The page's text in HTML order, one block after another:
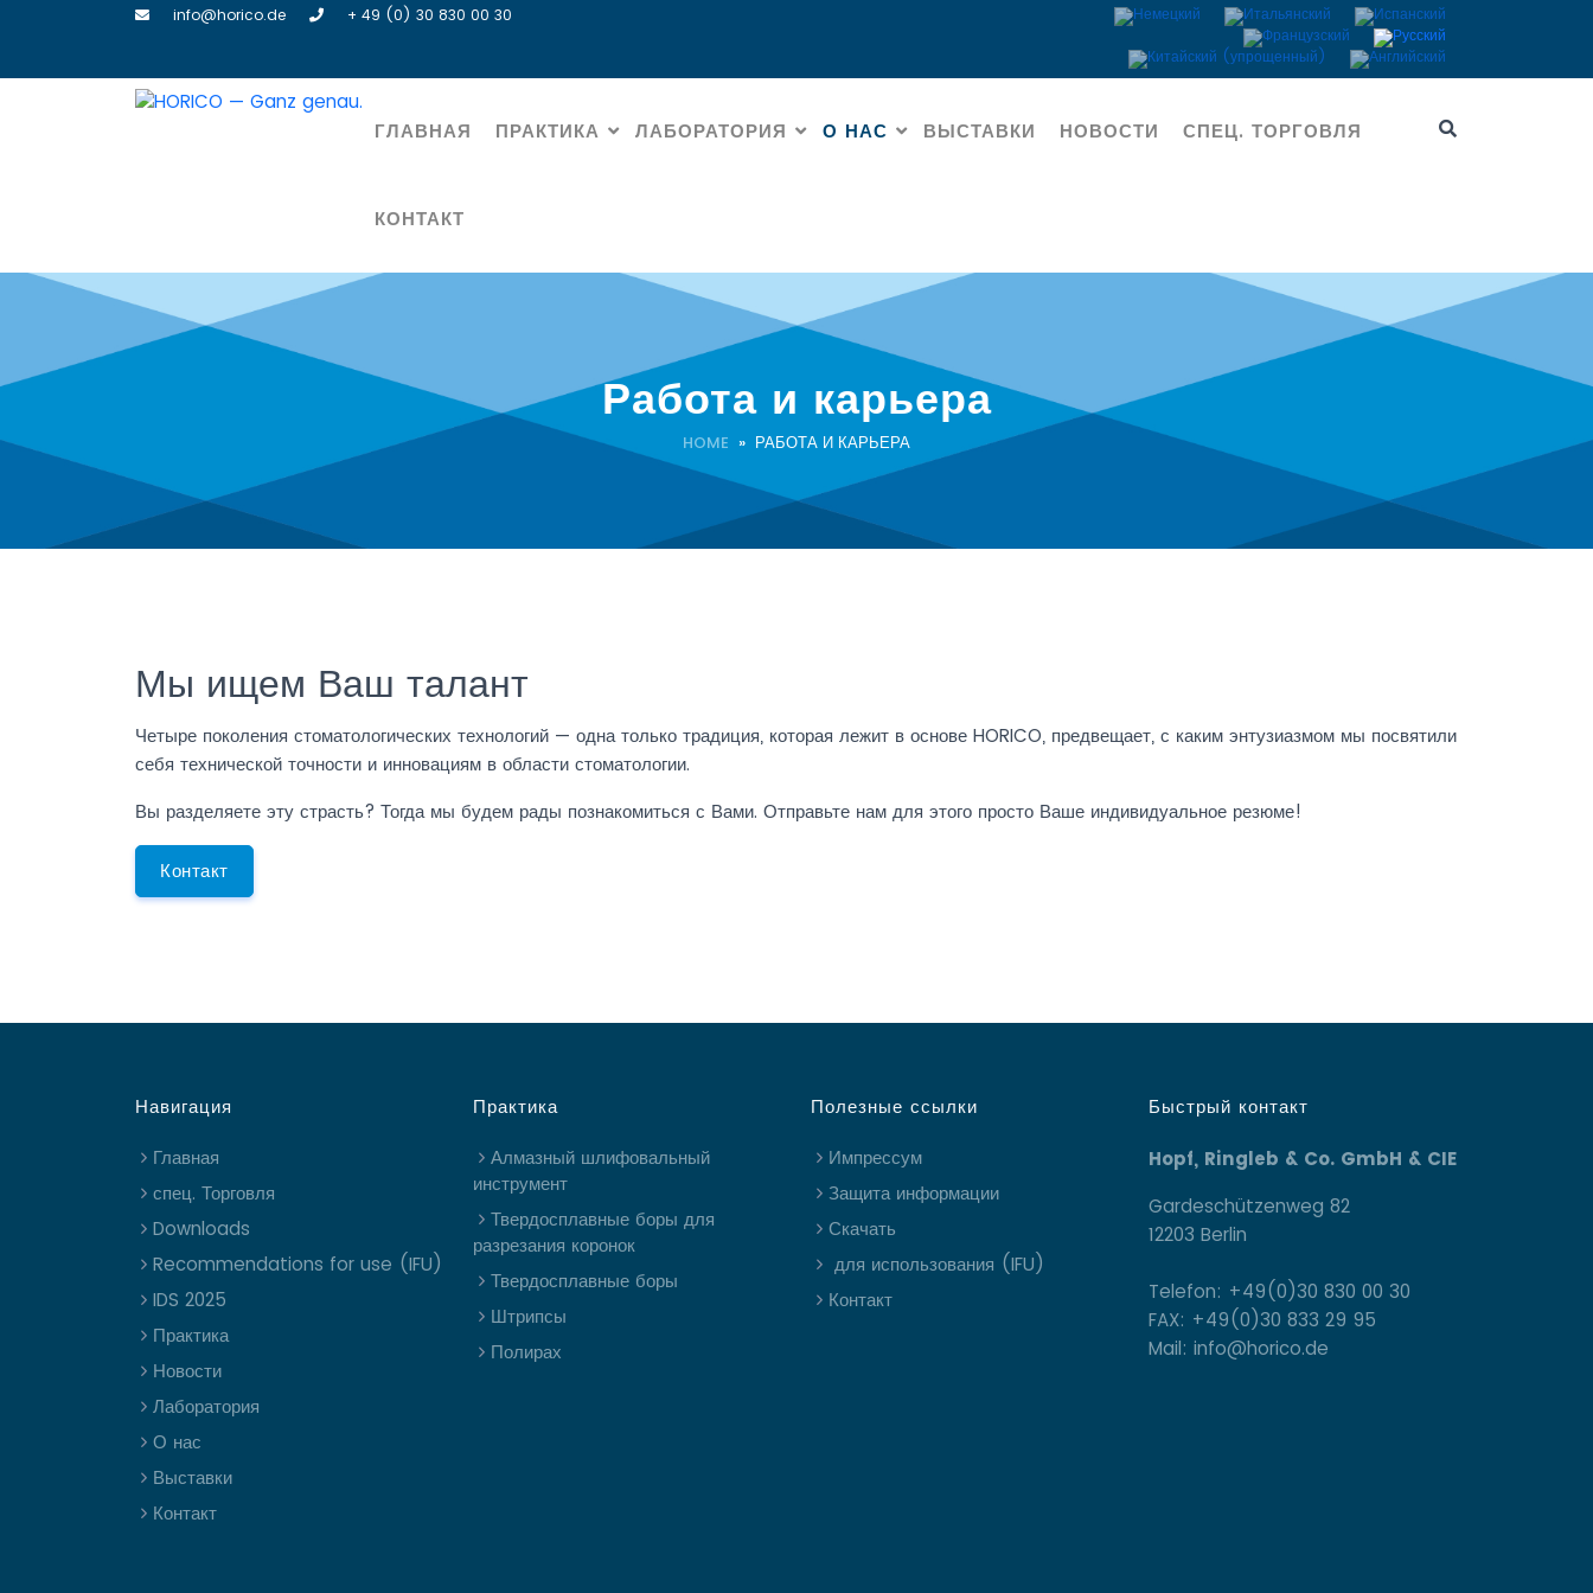
info@horico.de + 49 (0) 30 830 00 30
ГЛАВНАЯ ПРАКТИКА ЛАБОРАТОРИЯ О НАС ВЫСТАВКИ НОВОСТИ СПЕЦ. ТОРГОВЛЯ
КОНТАКТ
Работа и карьера
HOME » РАБОТА И КАРЬЕРА
Мы ищем Ваш талант
Четыре поколения стоматологических технологий — одна только традиция, которая лежит в основе HORICO, предвещает, с каким энтузиазмом мы посвятили
себя технической точности и инновациям в области стоматологии.
Вы разделяете эту страсть? Тогда мы будем рады познакомиться с Вами. Отправьте нам для этого просто Ваше индивидуальное резюме!
Контакт
Навигация
Главная
спец. Торговля
Downloads
Recommendations for use (IFU)
IDS 2025
Практика
Новости
Лаборатория
О нас
Выставки
Контакт
Практика
Алмазный шлифовальный
инструмент
Твердосплавные боры для
разрезания коронок
Твердосплавные боры
Штрипсы
Полирах
Полезные ссылки
Импрессум
Защита информации
Скачать
для использования (IFU)
Контакт
Быстрый контакт
Hopf, Ringleb & Co. GmbH & CIE
Gardeschützenweg 82
12203 Berlin
Telefon: +49(0)30 830 00 30
FAX: +49(0)30 833 29 95
Mail: info@horico.de